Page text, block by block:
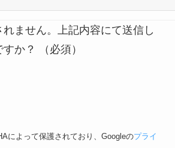
ません。上記内容にて送信し
か？
（必須）
によって保護されており、Googleのプライ